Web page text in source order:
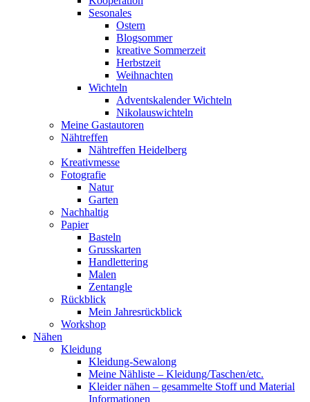
Sesonales
Ostern
Blogsommer
kreative Sommerzeit
Herbstzeit
Weihnachten
Wichteln
Adventskalender Wichteln
Nikolauswichteln
Meine Gastautoren
Nähtreffen
Nähtreffen Heidelberg
Kreativmesse
Fotografie
Natur
Garten
Nachhaltig
Papier
Basteln
Grusskarten
Handlettering
Malen
Zentangle
Rückblick
Mein Jahresrückblick
Workshop
Nähen
Kleidung
Kleidung-Sewalong
Meine Nähliste – Kleidung/Taschen/etc.
Kleider nähen – gesammelte Stoff und Material
Informationen